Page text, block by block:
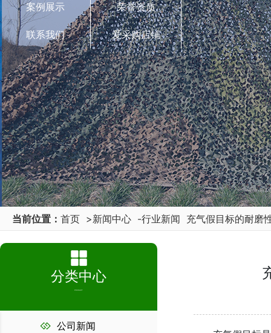
案例展示 荣誉资质
联系我们 爱采购店铺
当前位置： 首页 >新闻中心 -行业新闻 充气假目标的耐磨
分类中心
PRODUCT
公司新闻